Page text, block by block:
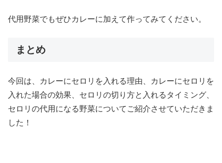
代用野菜でもぜひカレーに加えて作ってみてください。
まとめ
今回は、カレーにセロリを入れる理由、カレーにセロリを
入れた場合の効果、セロリの切り方と入れるタイミング、
セロリの代用になる野菜についてご紹介させていただきま
した！